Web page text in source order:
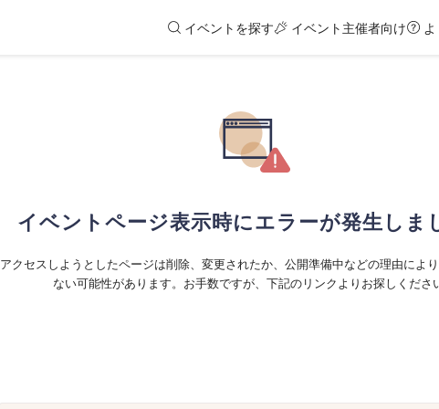
イベントを探す イベント主催者向け
イベントページ表示時にエラーが発生しま
アクセスしようとしたページは削除、変更されたか、公開準備中などの理由によ
ない可能性があります。お手数ですが、下記のリンクよりお探しくださ